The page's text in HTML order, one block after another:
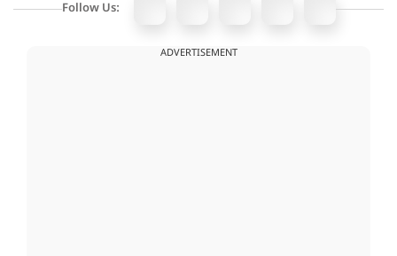
Follow Us:
ADVERTISEMENT